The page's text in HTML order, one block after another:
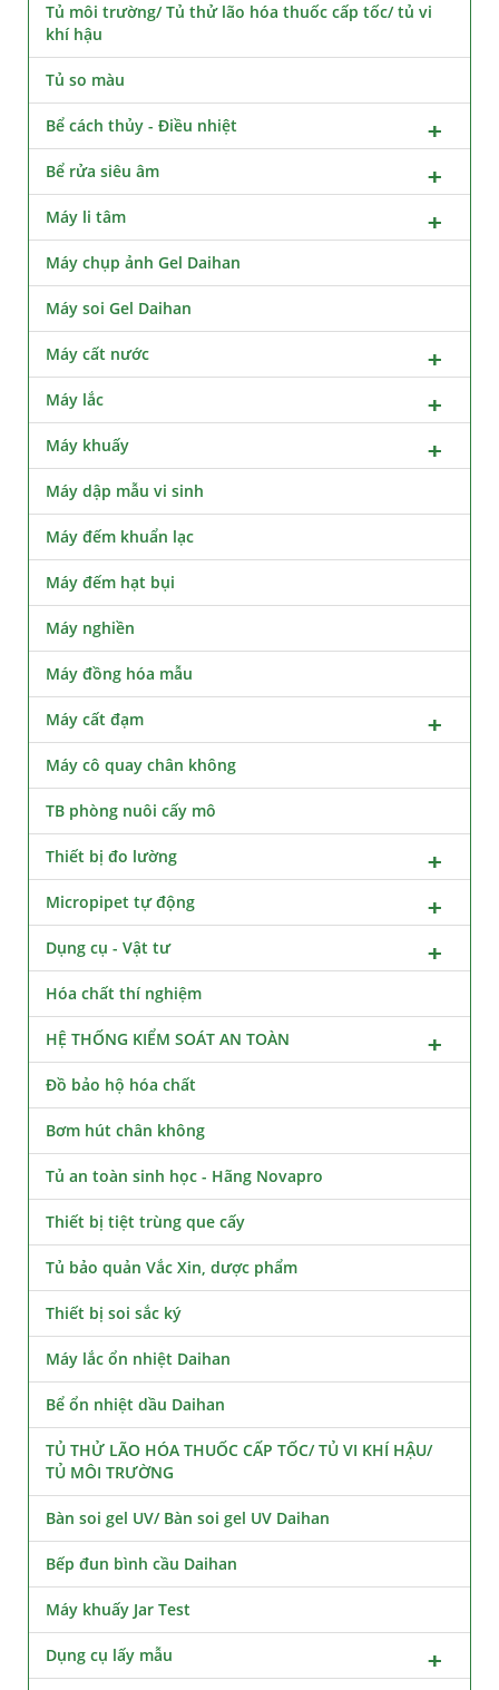
Tủ môi trường/ Tủ thử lão hóa thuốc cấp tốc/ tủ vi
khí hậu
Tủ so màu
Bể cách thủy - Điều nhiệt
Bể rửa siêu âm
Máy li tâm
Máy chụp ảnh Gel Daihan
Máy soi Gel Daihan
Máy cất nước
Máy lắc
Máy khuấy
Máy dập mẫu vi sinh
Máy đếm khuẩn lạc
Máy đếm hạt bụi
Máy nghiền
Máy đồng hóa mẫu
Máy cất đạm
Máy cô quay chân không
TB phòng nuôi cấy mô
Thiết bị đo lường
Micropipet tự động
Dụng cụ - Vật tư
Hóa chất thí nghiệm
HỆ THỐNG KIỂM SOÁT AN TOÀN
Đồ bảo hộ hóa chất
Bơm hút chân không
Tủ an toàn sinh học - Hãng Novapro
Thiết bị tiệt trùng que cấy
Tủ bảo quản Vắc Xin, dược phẩm
Thiết bị soi sắc ký
Máy lắc ổn nhiệt Daihan
Bể ổn nhiệt dầu Daihan
TỦ THỬ LÃO HÓA THUỐC CẤP TỐC/ TỦ VI KHÍ HẬU/
TỦ MÔI TRƯỜNG
Bàn soi gel UV/ Bàn soi gel UV Daihan
Bếp đun bình cầu Daihan
Máy khuấy Jar Test
Dụng cụ lấy mẫu